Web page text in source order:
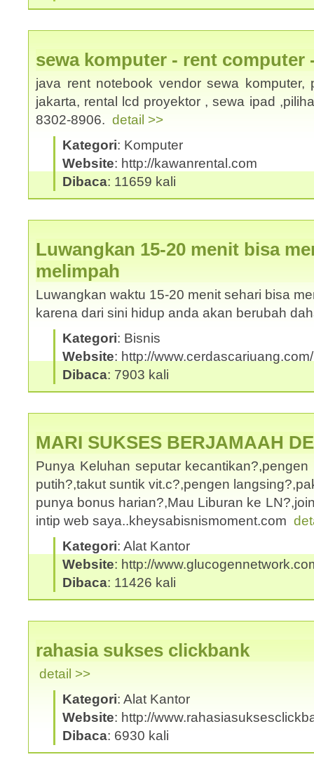
sewa komputer - rent computer
java rent notebook vendor sewa
jakarta, rental lcd proyektor , sewa ipad
8302-8906. detail >>
Kategori: Komputer
Website: http://kawanrental.com
Dibaca: 11659 kali
Luwangkan 15-20 menit bisa
melimpah
Luwangkan waktu 15-20 menit sehari bisa
karena dari sini hidup anda akan berubah
Kategori: Bisnis
Website: http://
Dibaca: 7903 kali
MARI SUKSES BERJAMAAH
Punya Keluhan seputar
putih?,takut suntik vit.c?,pengen
punya bonus harian?,Mau Liburan ke
intip web saya..kheysabisnismoment.com
Kategori: Alat Kantor
Website: http://
Dibaca: 11426 kali
rahasia sukses clickbank
detail >>
Kategori: Alat Kantor
Website: http://
Dibaca: 6930 kali